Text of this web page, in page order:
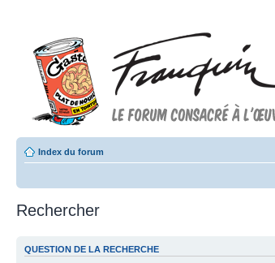
Index du forum
Rechercher
QUESTION DE LA RECHERCHE